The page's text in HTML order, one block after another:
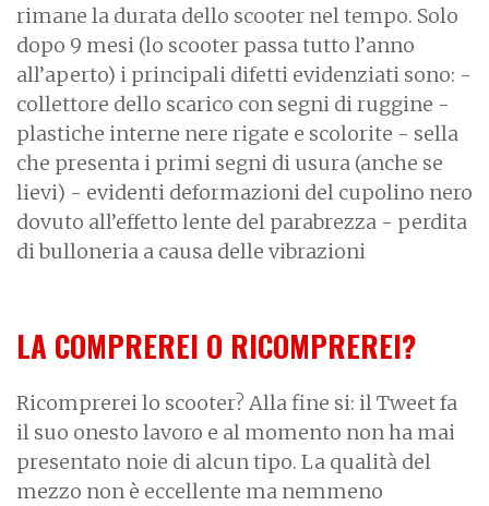
rimane la durata dello scooter nel tempo. Solo
dopo 9 mesi (lo scooter passa tutto l’anno
all’aperto) i principali difetti evidenziati sono: -
collettore dello scarico con segni di ruggine -
plastiche interne nere rigate e scolorite - sella
che presenta i primi segni di usura (anche se
lievi) - evidenti deformazioni del cupolino nero
dovuto all’effetto lente del parabrezza - perdita
di bulloneria a causa delle vibrazioni
LA COMPREREI O RICOMPREREI?
Ricomprerei lo scooter? Alla fine si: il Tweet fa
il suo onesto lavoro e al momento non ha mai
presentato noie di alcun tipo. La qualità del
mezzo non è eccellente ma nemmeno